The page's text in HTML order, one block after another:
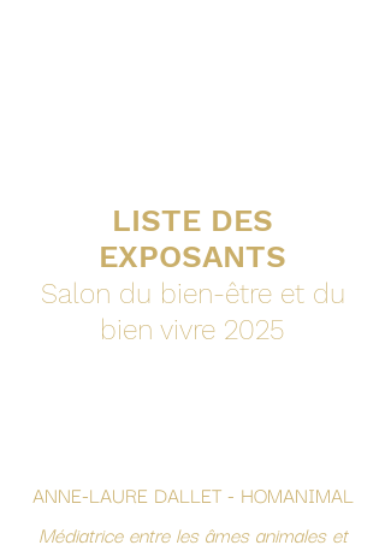
LISTE DES
EXPOSANTS
Salon du bien-être et du
bien vivre 2025
ANNE-LAURE DALLET - HOMANIMAL
Médiatrice entre les âmes animales et